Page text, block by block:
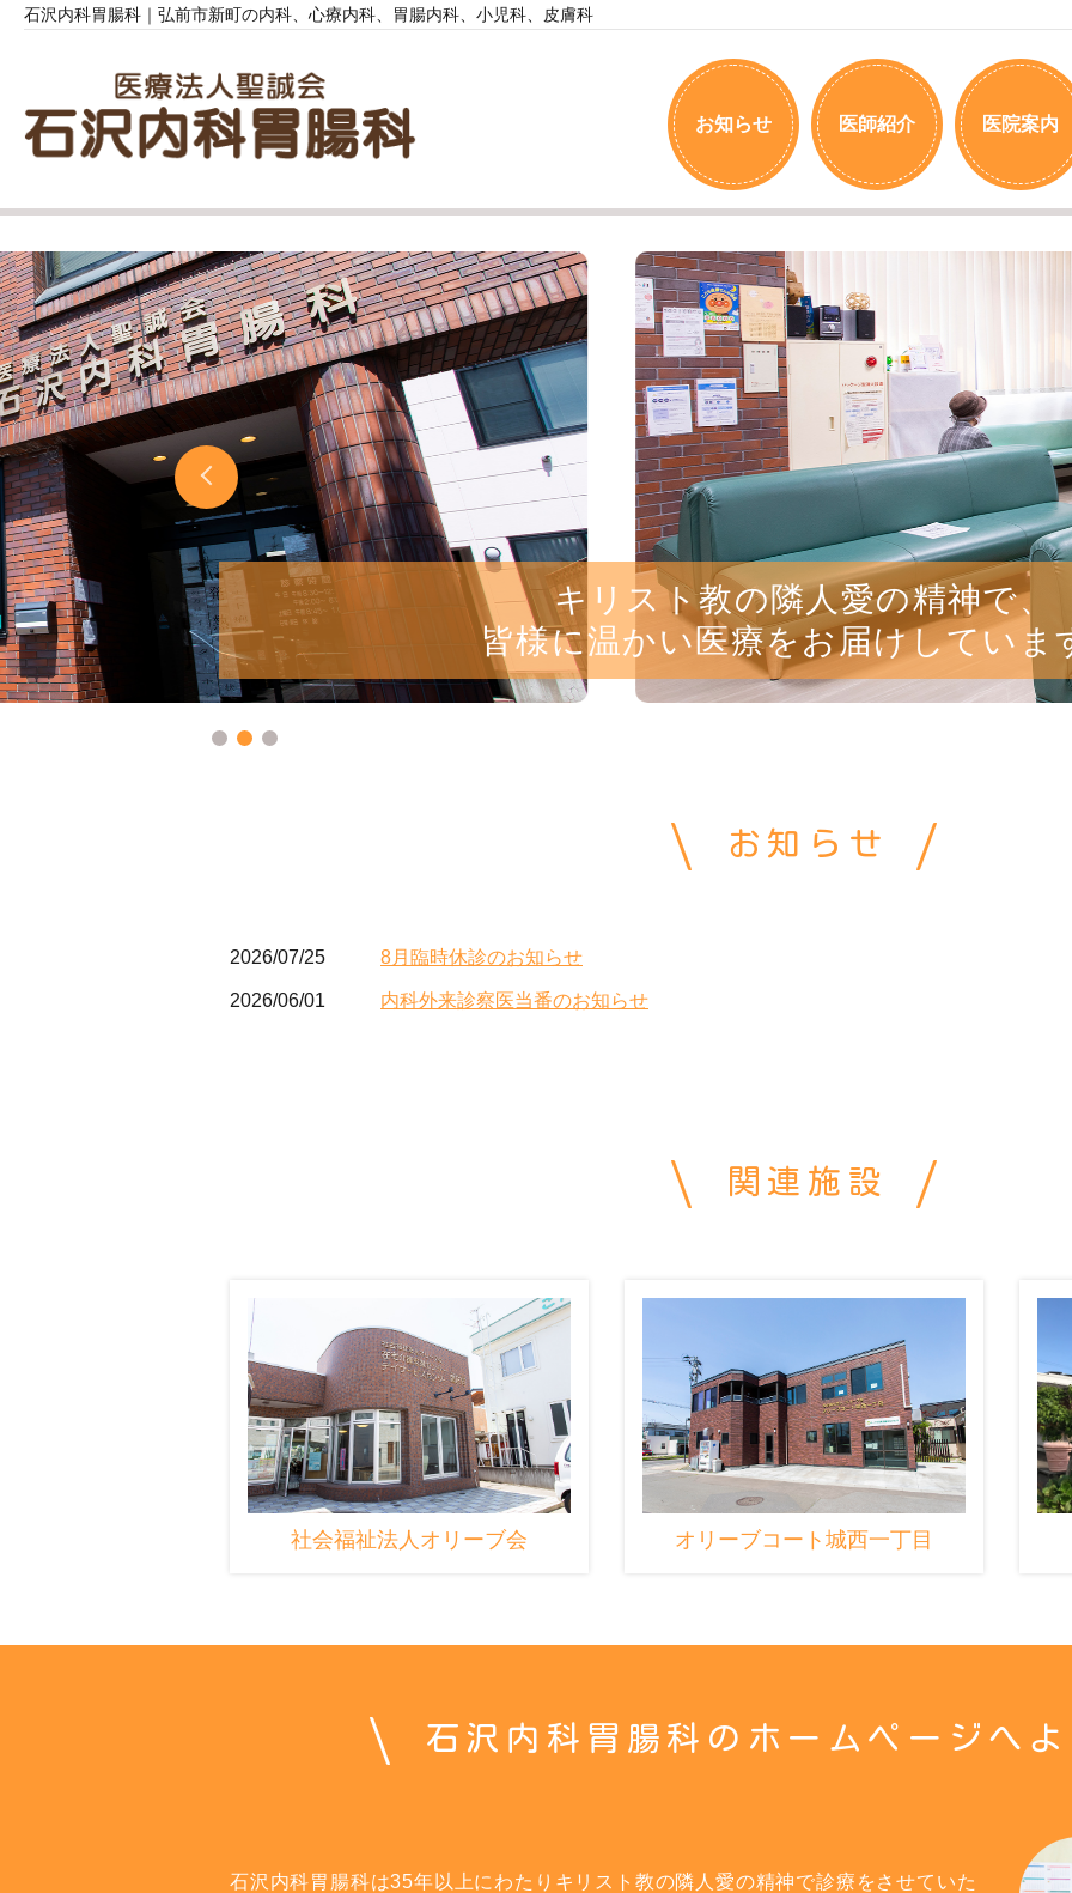
石沢内科胃腸科｜弘前市新町の内科、心療内科、胃腸内科、小児科、皮膚科
お知らせ 医師紹介 医院案内
キリスト教の隣人愛の精神で、
皆様に温かい医療をお届けしていま
お知らせ
2026/07/25 8月臨時休診のお知らせ
2026/06/01 内科外来診察医当番のお知らせ
関連施設
社会福祉法人オリーブ会 オリーブコート城西一丁目
石沢内科胃腸科のホームページへ
石沢内科胃腸科は35年以上にわたりキリスト教の隣人愛の精神で診療をさせていた